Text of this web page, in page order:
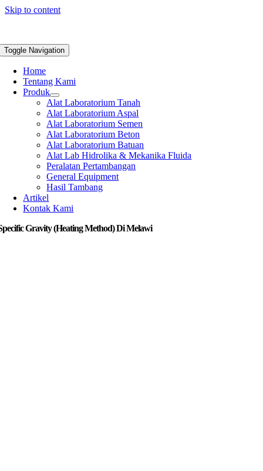
Skip to content
Toggle Navigation
Home
Tentang Kami
Produk
Alat Laboratorium Tanah
Alat Laboratorium Aspal
Alat Laboratorium Semen
Alat Laboratorium Beton
Alat Laboratorium Batuan
Alat Lab Hidrolika & Mekanika Fluida
Peralatan Pertambangan
General Equipment
Hasil Tambang
Artikel
Kontak Kami
Gravity (Heating Method) Di Melawi